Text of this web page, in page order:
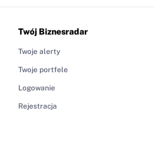
Twój Biznesradar
Twoje alerty
Twoje portfele
Logowanie
Rejestracja